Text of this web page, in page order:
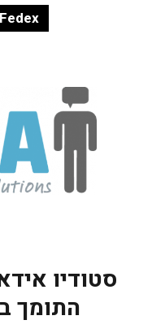
סטודיו
התומך